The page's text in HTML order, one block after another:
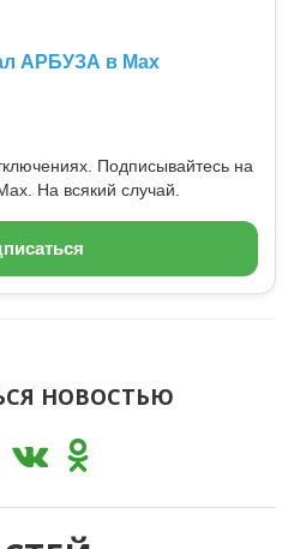
АРБУЗА в Max
Подписывайтесь на
На всякий случай.
НОВОСТЬЮ